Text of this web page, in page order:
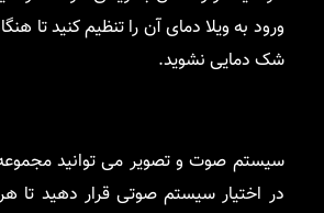
ورود به ویلا دمای آن را تنظیم کنید تا
شک دمایی نشوید.
سیستم صوت و تصویر می توانید
در اختیار سیستم صوتی قرار دهید تا